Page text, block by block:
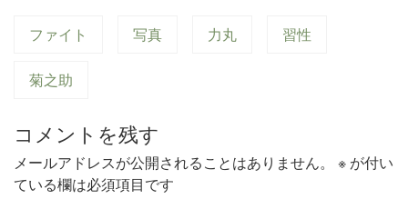
ファイト 写真 力丸 習性
菊之助
コメントを残す
メールアドレスが公開されることはありません。 ※ が付い
ている欄は必須項目です